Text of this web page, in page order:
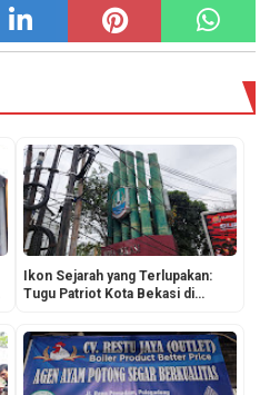
Ikon Sejarah yang Terlupakan:
Tugu Patriot Kota Bekasi di
Benalu